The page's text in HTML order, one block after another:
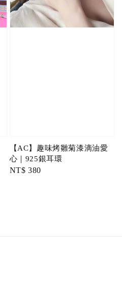
【AC】趣味烤雛菊漆滴油愛
心｜925銀耳環
Regular
NT$ 380